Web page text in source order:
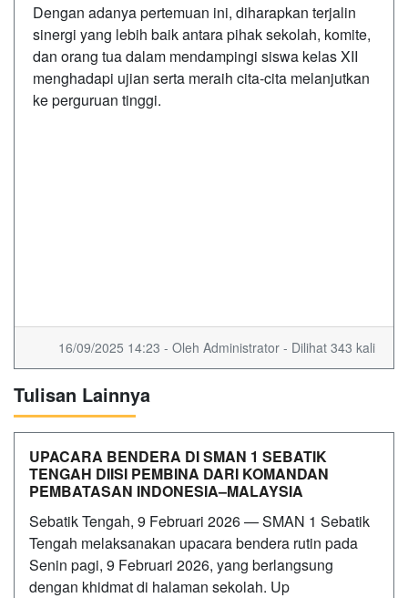
Dengan adanya pertemuan ini, diharapkan terjalin
sinergi yang lebih baik antara pihak sekolah, komite,
dan orang tua dalam mendampingi siswa kelas XII
menghadapi ujian serta meraih cita-cita melanjutkan
ke perguruan tinggi.
16/09/2025 14:23 - Oleh Administrator - Dilihat 343 kali
Tulisan Lainnya
UPACARA BENDERA DI SMAN 1 SEBATIK
TENGAH DIISI PEMBINA DARI KOMANDAN
PEMBATASAN INDONESIA–MALAYSIA
Sebatik Tengah, 9 Februari 2026 — SMAN 1 Sebatik
Tengah melaksanakan upacara bendera rutin pada
Senin pagi, 9 Februari 2026, yang berlangsung
dengan khidmat di halaman sekolah. Up